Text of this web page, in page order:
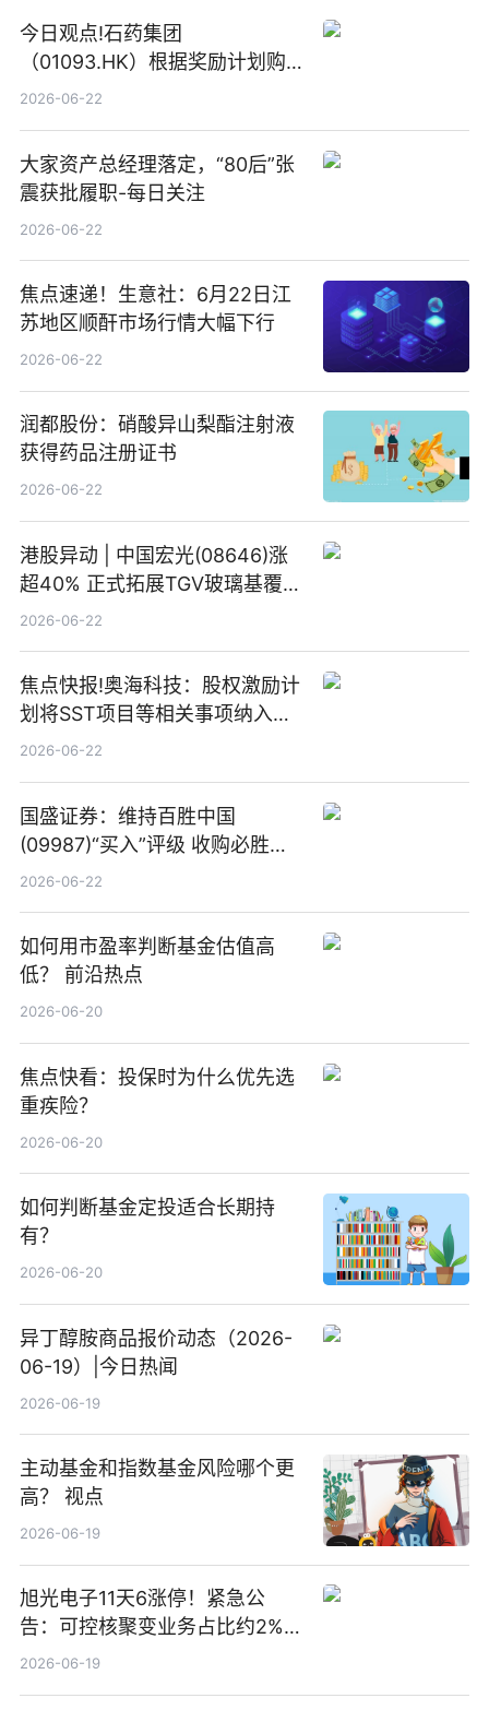
今日观点!石药集团
（01093.HK）根据奖励计划购
回580万股
2026-06-22
大家资产总经理落定，“80后”张
震获批履职-每日关注
2026-06-22
焦点速递！生意社：6月22日江
苏地区顺酐市场行情大幅下行
2026-06-22
润都股份：硝酸异山梨酯注射液
获得药品注册证书
2026-06-22
港股异动 | 中国宏光(08646)涨
超40% 正式拓展TGV玻璃基覆铜
板新材料业务
2026-06-22
焦点快报!奥海科技：股权激励计
划将SST项目等相关事项纳入专
项业务发展考核指标
2026-06-22
国盛证券：维持百胜中国
(09987)“买入”评级 收购必胜客
中国增厚利润加速成长 信息
2026-06-22
如何用市盈率判断基金估值高
低？ 前沿热点
2026-06-20
焦点快看：投保时为什么优先选
重疾险？
2026-06-20
如何判断基金定投适合长期持
有？
2026-06-20
异丁醇胺商品报价动态（2026-
06-19）|今日热闻
2026-06-19
主动基金和指数基金风险哪个更
高？ 视点
2026-06-19
旭光电子11天6涨停！紧急公
告：可控核聚变业务占比约2%！
前沿热点
2026-06-19